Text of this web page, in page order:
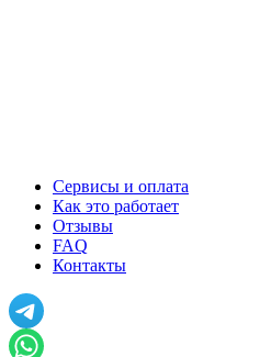
Сервисы и оплата
Как это работает
Отзывы
FAQ
Контакты